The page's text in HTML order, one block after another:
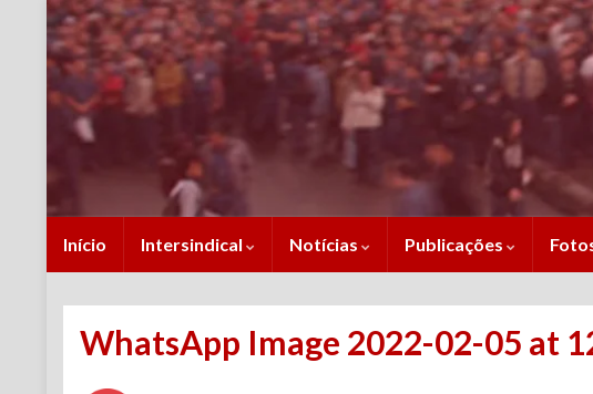
Início Intersindical Notícias Publicações
WhatsApp Image 2022-02-05 at